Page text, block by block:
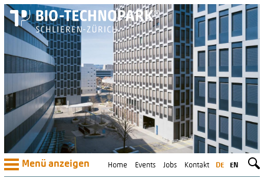
Menü anzeigen DE EN
Home Events Jobs Kontakt